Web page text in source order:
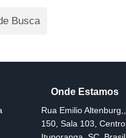
Busca
Rua Emilio Altenburg,
150, Sala 103 Centro,